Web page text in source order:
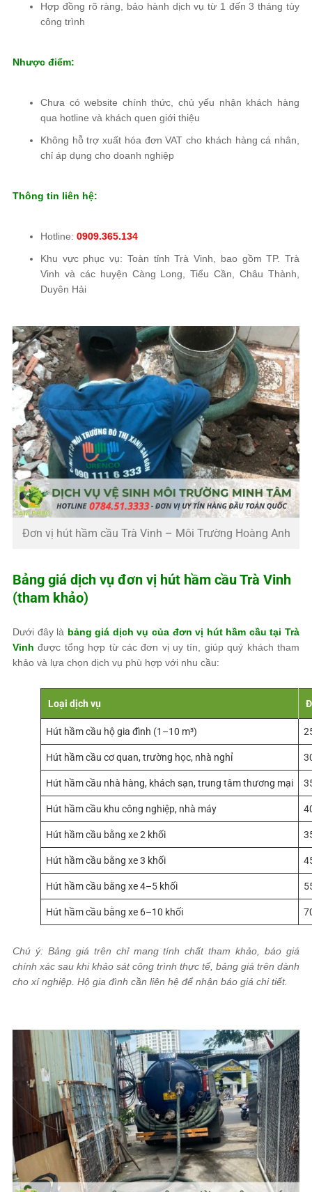
Hợp đồng rõ ràng, bảo hành dịch vụ từ 1 đến 3 tháng tùy
công trình
Nhược điểm:
Chưa có website chính thức, chủ yếu nhận khách hàng
qua hotline và khách quen giới thiệu
Không hỗ trợ xuất hóa đơn VAT cho khách hàng cá nhân,
chỉ áp dụng cho doanh nghiệp
Thông tin liên hệ:
Hotline: 0909.365.134
Khu vực phục vụ: Toàn tỉnh Trà Vinh, bao gồm TP. Trà
Vinh và các huyện Càng Long, Tiểu Cần, Châu Thành,
Duyên Hải
Đơn vị hút hầm cầu Trà Vinh – Môi Trường Hoàng Anh
Bảng giá dịch vụ đơn vị hút hầm cầu Trà Vinh
(tham khảo)
Dưới đây là bảng giá dịch vụ của đơn vị hút hầm cầu tại Trà
Vinh được tổng hợp từ các đơn vị uy tín, giúp quý khách tham
khảo và lựa chọn dịch vụ phù hợp với nhu cầu:
Loại dịch vụ
Hút hầm cầu hộ gia đình (1–10 m³)
Hút hầm cầu cơ quan, trường học, nhà nghỉ
Hút hầm cầu nhà hàng, khách sạn, trung tâm thương mại
Hút hầm cầu khu công nghiệp, nhà máy
Hút hầm cầu bằng xe 2 khối
Hút hầm cầu bằng xe 3 khối
Hút hầm cầu bằng xe 4–5 khối
Hút hầm cầu bằng xe 6–10 khối
Chú ý: Bảng giá trên chỉ mang tính chất tham khảo, báo giá
chính xác sau khi khảo sát công trình thực tế, bảng giá trên dành
cho xí nghiệp. Hộ gia đình cần liên hệ để nhận báo giá chi tiết.